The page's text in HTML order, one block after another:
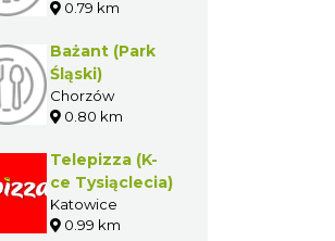
0.79 km
Bażant (Park
Śląski)
Chorzów
0.80 km
Telepizza (K-
ce Tysiąclecia)
Katowice
0.99 km